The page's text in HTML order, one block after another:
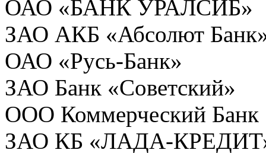
ОАО «БАНК УРАЛСИБ»
ЗАО АКБ «Абсолют
ОАО «Русь-Банк»
ЗАО Банк «Советский»
ООО Коммерческий Банк
ЗАО КБ «ЛАДА-